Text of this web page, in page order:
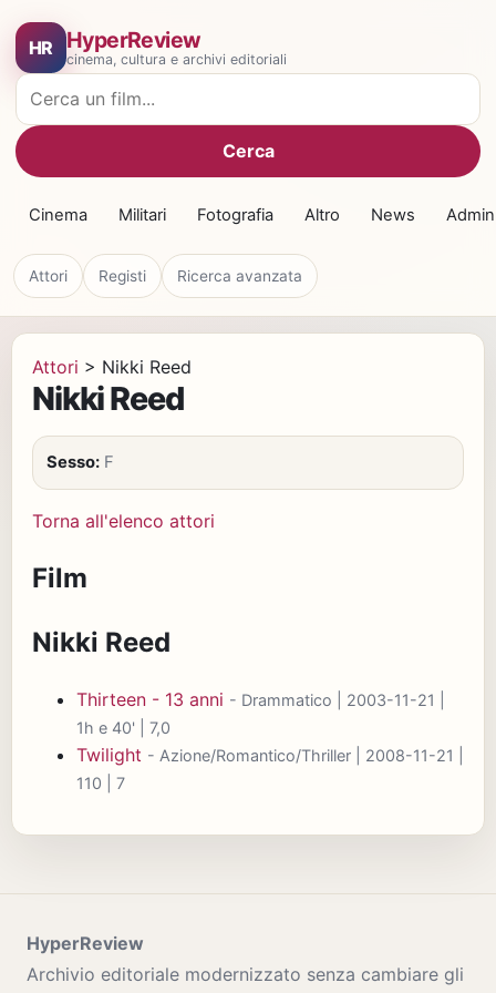
HR HyperReview
cinema, cultura e archivi editoriali
Cerca film
Cerca
Cinema Militari Fotografia Altro News Admin
Attori Registi Ricerca avanzata
Attori > Nikki Reed
Nikki Reed
Sesso: F
Torna all'elenco attori
Film
Nikki Reed
Thirteen - 13 anni - Drammatico | 2003-11-21 |
1h e 40' | 7,0
Twilight - Azione/Romantico/Thriller | 2008-11-21 |
110 | 7
HyperReview
Archivio editoriale modernizzato senza cambiare gli